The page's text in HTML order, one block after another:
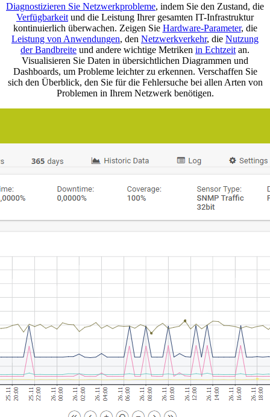
Diagnostizieren Sie Netzwerkprobleme, indem Sie den Zustand, die
Verfügbarkeit und die Leistung Ihrer gesamten IT-Infrastruktur
kontinuierlich überwachen. Zeigen Sie Hardware-Parameter, die
Leistung von Anwendungen, den Netzwerkverkehr, die Nutzung
der Bandbreite und andere wichtige Metriken in Echtzeit an.
Visualisieren Sie Daten in übersichtlichen Diagrammen und
Dashboards, um Probleme leichter zu erkennen. Verschaffen Sie
sich den Überblick, den Sie für die Fehlersuche bei allen Arten von
Problemen in Ihrem Netzwerk benötigen.